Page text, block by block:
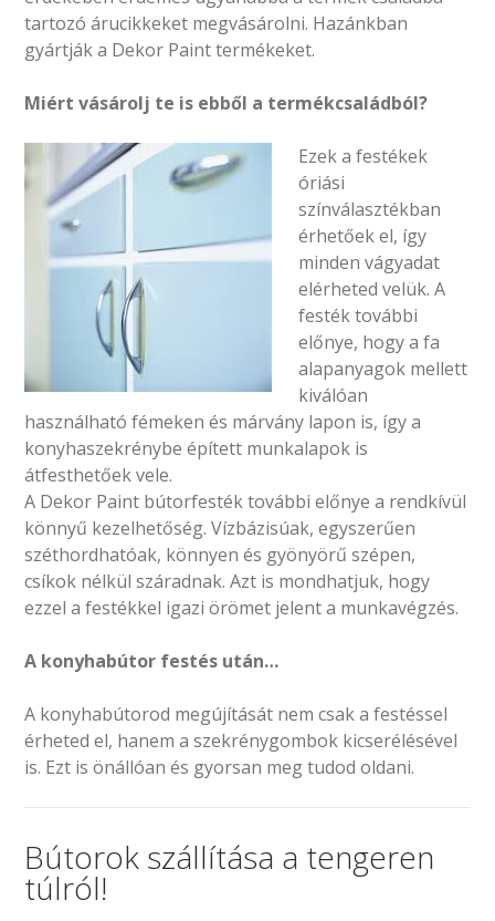
tartozó árucikkeket megvásárolni. Hazánkban
gyártják a Dekor Paint termékeket.
Miért vásárolj te is ebből a termékcsaládból?
Ezek a festékek
óriási
színválasztékban
érhetőek el, így
minden vágyadat
elérheted velük. A
festék további
előnye, hogy a fa
alapanyagok mellett
kiválóan
használható fémeken és márvány lapon is, így a
konyhaszekrénybe épített munkalapok is
átfesthetőek vele.
A Dekor Paint bútorfesték további előnye a rendkívül
könnyű kezelhetőség. Vízbázisúak, egyszerűen
széthordhatóak, könnyen és gyönyörű szépen,
csíkok nélkül száradnak. Azt is mondhatjuk, hogy
ezzel a festékkel igazi örömet jelent a munkavégzés.
A konyhabútor festés után…
A konyhabútorod megújítását nem csak a festéssel
érheted el, hanem a szekrénygombok kicserélésével
is. Ezt is önállóan és gyorsan meg tudod oldani.
Bútorok szállítása a tengeren
túlról!